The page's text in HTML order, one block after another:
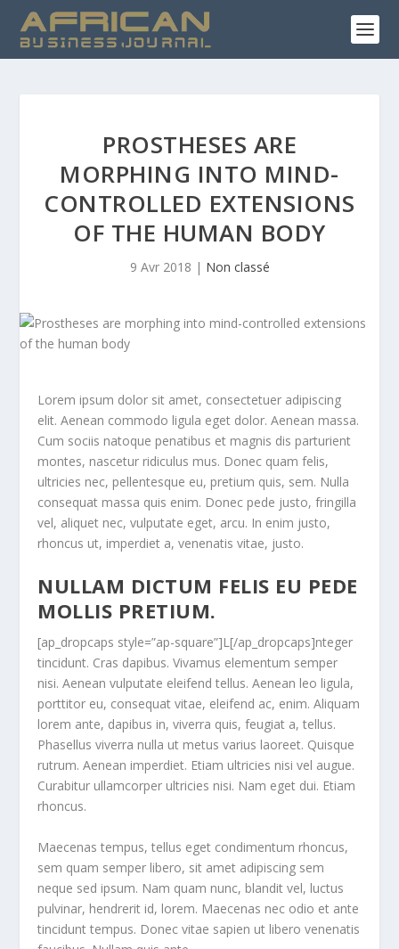
PROSTHESES ARE
MORPHING INTO MIND-
CONTROLLED EXTENSIONS
OF THE HUMAN BODY
9 Avr 2018 | Non classé
Lorem ipsum dolor sit amet, consectetuer adipiscing
elit. Aenean commodo ligula eget dolor. Aenean massa.
Cum sociis natoque penatibus et magnis dis parturient
montes, nascetur ridiculus mus. Donec quam felis,
ultricies nec, pellentesque eu, pretium quis, sem. Nulla
consequat massa quis enim. Donec pede justo, fringilla
vel, aliquet nec, vulputate eget, arcu. In enim justo,
rhoncus ut, imperdiet a, venenatis vitae, justo.
NULLAM DICTUM FELIS EU PEDE
MOLLIS PRETIUM.
[ap_dropcaps style=”ap-square”]L[/ap_dropcaps]nteger
tincidunt. Cras dapibus. Vivamus elementum semper
nisi. Aenean vulputate eleifend tellus. Aenean leo ligula,
porttitor eu, consequat vitae, eleifend ac, enim. Aliquam
lorem ante, dapibus in, viverra quis, feugiat a, tellus.
Phasellus viverra nulla ut metus varius laoreet. Quisque
rutrum. Aenean imperdiet. Etiam ultricies nisi vel augue.
Curabitur ullamcorper ultricies nisi. Nam eget dui. Etiam
rhoncus.
Maecenas tempus, tellus eget condimentum rhoncus,
sem quam semper libero, sit amet adipiscing sem
neque sed ipsum. Nam quam nunc, blandit vel, luctus
pulvinar, hendrerit id, lorem. Maecenas nec odio et ante
tincidunt tempus. Donec vitae sapien ut libero venenatis